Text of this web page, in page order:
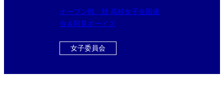
オープン戦 対 高校女子全国連
合＆阿見ボーイズ
女子委員会